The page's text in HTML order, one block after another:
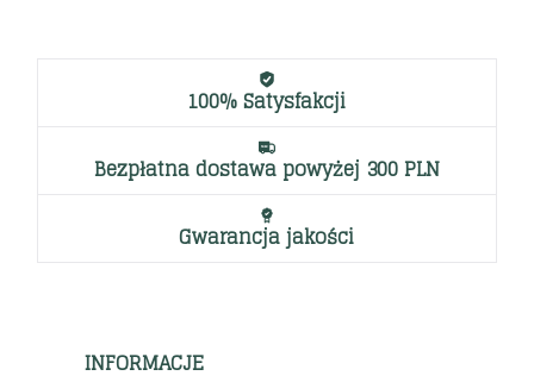
100% Satysfakcji
Bezpłatna dostawa powyżej 300 PLN
Gwarancja jakości
INFORMACJE